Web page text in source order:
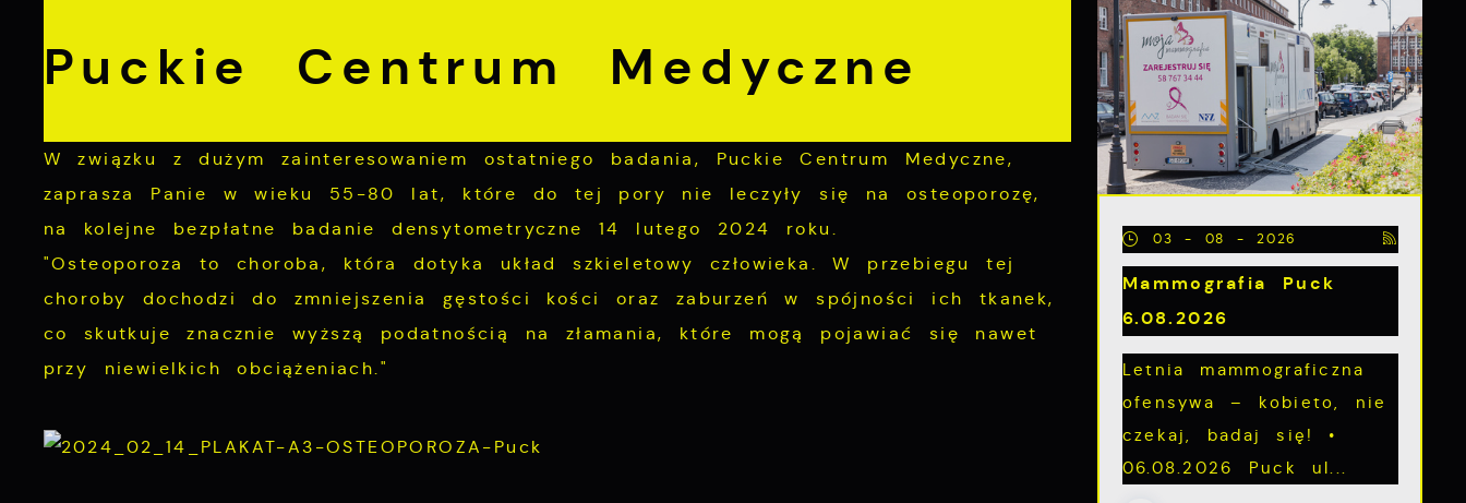
Puckie Centrum Medyczne
W związku z dużym zainteresowaniem ostatniego badania, Puckie Centrum Medyczne,
zaprasza Panie w wieku 55-80 lat, które do tej pory nie leczyły się na osteoporozę,
na kolejne bezpłatne badanie densytometryczne 14 lutego 2024 roku.
"Osteoporoza to choroba, która dotyka układ szkieletowy człowieka. W przebiegu tej
choroby dochodzi do zmniejszenia gęstości kości oraz zaburzeń w spójności ich tkanek,
co skutkuje znacznie wyższą podatnością na złamania, które mogą pojawiać się nawet
przy niewielkich obciążeniach."
03 - 08 - 2026
Mammografia Puck
6.08.2026
Letnia mammograficzna
ofensywa – kobieto, nie
czekaj, badaj się! •
06.08.2026 Puck ul...